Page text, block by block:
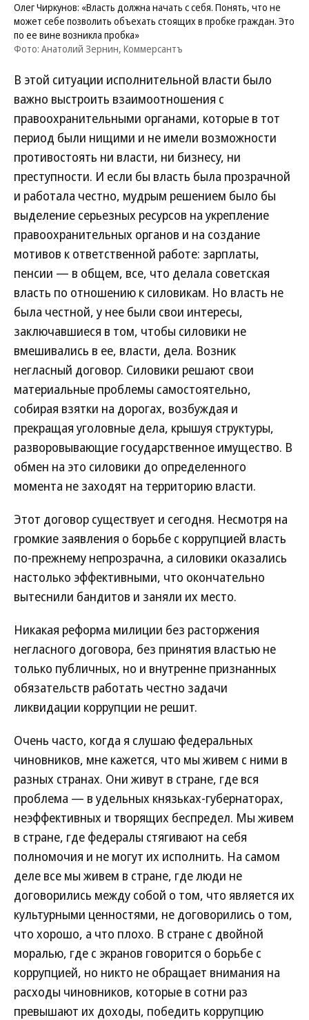
Олег Чиркунов: «Власть должна начать с себя. Понять, что не
может себе позволить объехать стоящих в пробке граждан. Это
по ее вине возникла пробка»
Фото: Анатолий Зернин, Коммерсантъ
В этой ситуации исполнительной власти было
важно выстроить взаимоотношения с
правоохранительными органами, которые в тот
период были нищими и не имели возможности
противостоять ни власти, ни бизнесу, ни
преступности. И если бы власть была прозрачной
и работала честно, мудрым решением было бы
выделение серьезных ресурсов на укрепление
правоохранительных органов и на создание
мотивов к ответственной работе: зарплаты,
пенсии — в общем, все, что делала советская
власть по отношению к силовикам. Но власть не
была честной, у нее были свои интересы,
заключавшиеся в том, чтобы силовики не
вмешивались в ее, власти, дела. Возник
негласный договор. Силовики решают свои
материальные проблемы самостоятельно,
собирая взятки на дорогах, возбуждая и
прекращая уголовные дела, крышуя структуры,
разворовывающие государственное имущество. В
обмен на это силовики до определенного
момента не заходят на территорию власти.
Этот договор существует и сегодня. Несмотря на
громкие заявления о борьбе с коррупцией власть
по-прежнему непрозрачна, а силовики оказались
настолько эффективными, что окончательно
вытеснили бандитов и заняли их место.
Никакая реформа милиции без расторжения
негласного договора, без принятия властью не
только публичных, но и внутренне признанных
обязательств работать честно задачи
ликвидации коррупции не решит.
Очень часто, когда я слушаю федеральных
чиновников, мне кажется, что мы живем с ними в
разных странах. Они живут в стране, где вся
проблема — в удельных князьках-губернаторах,
неэффективных и творящих беспредел. Мы живем
в стране, где федералы стягивают на себя
полномочия и не могут их исполнить. На самом
деле все мы живем в стране, где люди не
договорились между собой о том, что является их
культурными ценностями, не договорились о том,
что хорошо, а что плохо. В стране с двойной
моралью, где с экранов говорится о борьбе с
коррупцией, но никто не обращает внимания на
расходы чиновников, которые в сотни раз
превышают их доходы, победить коррупцию